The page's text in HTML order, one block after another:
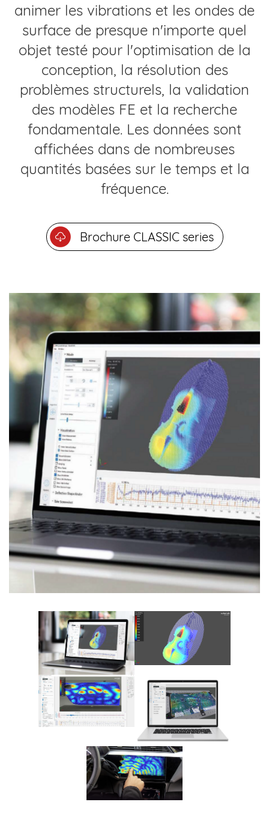
animer les vibrations et les ondes de
surface de presque n'importe quel
objet testé pour l'optimisation de la
conception, la résolution des
problèmes structurels, la validation
des modèles FE et la recherche
fondamentale. Les données sont
affichées dans de nombreuses
quantités basées sur le temps et la
fréquence.
Brochure CLASSIC series